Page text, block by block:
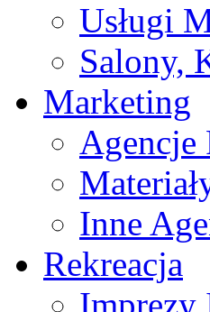
Usługi
Salony,
Marketing
Agencje
Inne
Rekreacja